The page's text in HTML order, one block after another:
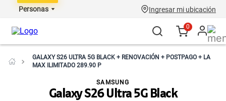
Personas Ingresar mi ubicación
0
GALAXY S26 ULTRA 5G BLACK + RENOVACIÓN + POSTPAGO + LA
MAX ILIMITADO 289.90 P
Galaxy S26 Ultra 5G Black
SAMSUNG